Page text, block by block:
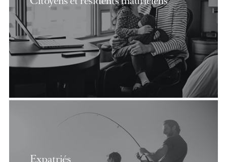
Citoyens et résidents mauriciens
Nos services bancaires aux